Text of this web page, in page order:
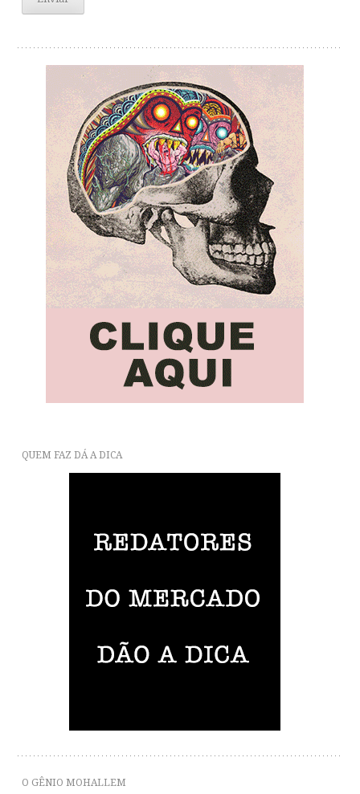
QUEM FAZ DÁ A DICA
O GÊNIO MOHALLEM